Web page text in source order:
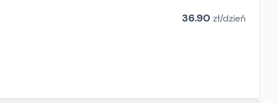
36.90 zł/dzień